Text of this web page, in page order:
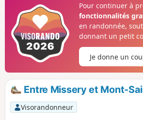
sa croix, pour finir par le charmant
en aperçu des vestiges de son château
Pour continuer à
fonctionnalités
en randonnée,
donnant un petit
Je donne un
Entre Missery et Mont-
Visorandonneur